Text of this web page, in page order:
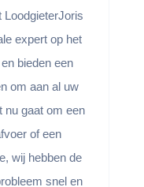
LoodgieterJoris
expert op het
bieden een
om aan al uw
nu gaat om een
of een
wij hebben de
snel en